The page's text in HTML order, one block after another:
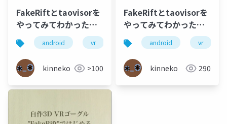
FakeRiftとtaovisorを
やってみてわかったこ
と
android vr
kinneko >100
FakeRiftとtaovisorを
やってみてわかったこ
と ABC2014W版
android vr
kinneko 290